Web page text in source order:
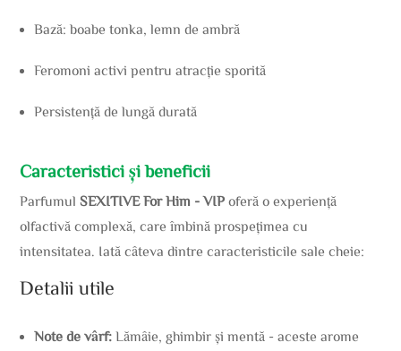
Bază: boabe tonka, lemn de ambră
Feromoni activi pentru atracție sporită
Persistență de lungă durată
Caracteristici și beneficii
Parfumul SEXITIVE For Him - VIP oferă o experiență
olfactivă complexă, care îmbină prospețimea cu
intensitatea. Iată câteva dintre caracteristicile sale cheie:
Detalii utile
Note de vârf: Lămâie, ghimbir și mentă - aceste arome